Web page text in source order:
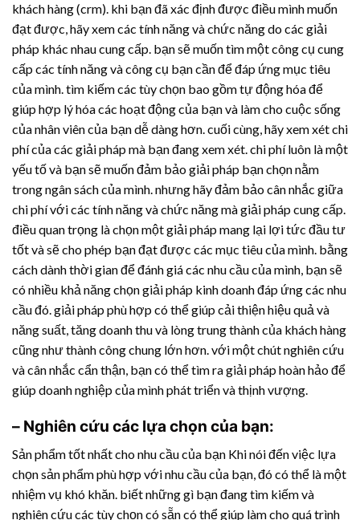
khách hàng (crm). khi bạn đã xác định được điều mình muốn
đạt được, hãy xem các tính năng và chức năng do các giải
pháp khác nhau cung cấp. bạn sẽ muốn tìm một công cụ cung
cấp các tính năng và công cụ bạn cần để đáp ứng mục tiêu
của mình. tìm kiếm các tùy chọn bao gồm tự động hóa để
giúp hợp lý hóa các hoạt động của bạn và làm cho cuộc sống
của nhân viên của bạn dễ dàng hơn. cuối cùng, hãy xem xét chi
phí của các giải pháp mà bạn đang xem xét. chi phí luôn là một
yếu tố và bạn sẽ muốn đảm bảo giải pháp bạn chọn nằm
trong ngân sách của mình. nhưng hãy đảm bảo cân nhắc giữa
chi phí với các tính năng và chức năng mà giải pháp cung cấp.
điều quan trọng là chọn một giải pháp mang lại lợi tức đầu tư
tốt và sẽ cho phép bạn đạt được các mục tiêu của mình. bằng
cách dành thời gian để đánh giá các nhu cầu của mình, bạn sẽ
có nhiều khả năng chọn giải pháp kinh doanh đáp ứng các nhu
cầu đó. giải pháp phù hợp có thể giúp cải thiện hiệu quả và
năng suất, tăng doanh thu và lòng trung thành của khách hàng
cũng như thành công chung lớn hơn. với một chút nghiên cứu
và cân nhắc cẩn thận, bạn có thể tìm ra giải pháp hoàn hảo để
giúp doanh nghiệp của mình phát triển và thịnh vượng.
– Nghiên cứu các lựa chọn của bạn:
Sản phẩm tốt nhất cho nhu cầu của bạn Khi nói đến việc lựa
chọn sản phẩm phù hợp với nhu cầu của bạn, đó có thể là một
nhiệm vụ khó khăn. biết những gì bạn đang tìm kiếm và
nghiên cứu các tùy chọn có sẵn có thể giúp làm cho quá trình